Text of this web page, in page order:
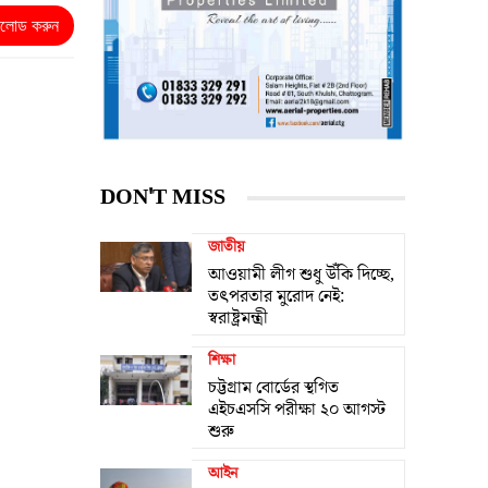
করুন
DON'T MISS
জাতীয়
আওয়ামী লীগ শুধু উঁকি দিচ্ছে,
তৎপরতার মুরোদ নেই:
স্বরাষ্ট্রমন্ত্রী
শিক্ষা
চট্টগ্রাম বোর্ডের স্থগিত
এইচএসসি পরীক্ষা ২০ আগস্ট
শুরু
আইন